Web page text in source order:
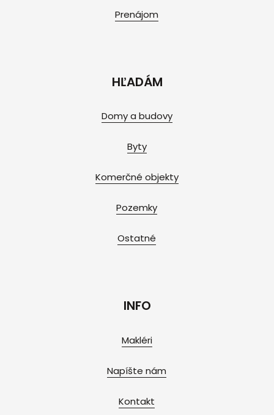
Prenájom
HĽADÁM
Domy a budovy
Byty
Komerčné objekty
Pozemky
Ostatné
INFO
Makléri
Napíšte nám
Kontakt